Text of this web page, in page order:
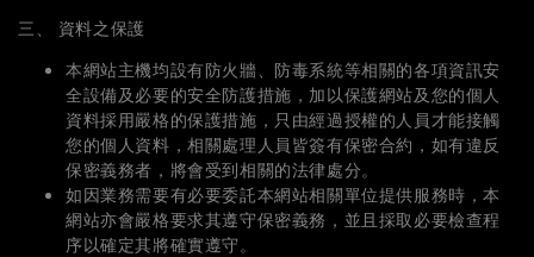
三、 資料之保護
本網站主機均設有防火牆、防毒系統等相關的各項資訊安
全設備及必要的安全防護措施，加以保護網站及您的個人
資料採用嚴格的保護措施，只由經過授權的人員才能接觸
您的個人資料，相關處理人員皆簽有保密合約，如有違反
保密義務者，將會受到相關的法律處分。
如因業務需要有必要委託本網站相關單位提供服務時，本
網站亦會嚴格要求其遵守保密義務，並且採取必要檢查程
序以確定其將確實遵守。